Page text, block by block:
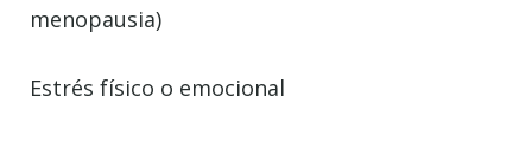
menopausia)
Estrés físico o emocional